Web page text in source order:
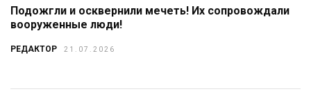
Подожгли и осквернили мечеть! Их сопровождали
вооруженные люди!
РЕДАКТОР 21.07.2026